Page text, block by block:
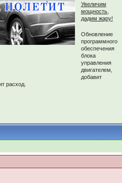
Увеличим
мощность,
дадим жару!
Обновление
программного
обеспечения
блока
управления
двигателем,
добавит
расход.